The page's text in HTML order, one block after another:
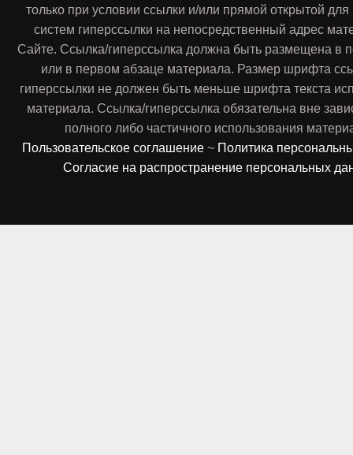
только при условии ссылки и/или прямой открытой
систем гиперссылки на непосредственный адрес
Сайте. Ссылка/гиперссылка должна быть размещена в
или в первом абзаце материала. Размер шрифта
гиперссылки не должен быть меньше шрифта текста
материала. Ссылка/гиперссылка обязательна вне
полного либо частичного использования
Пользовательское соглашение ~ Политика
Согласие на распространение персональных